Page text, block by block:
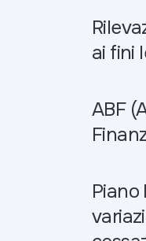
ai fini
ABF
Piano